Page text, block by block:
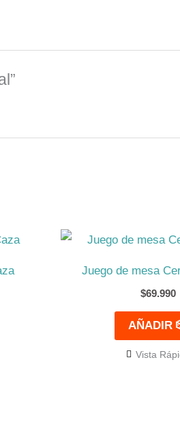
Juego de mesa
$69.990
AÑADIR
Vista